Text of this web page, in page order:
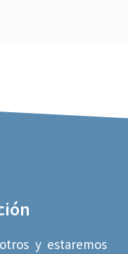
y estaremos